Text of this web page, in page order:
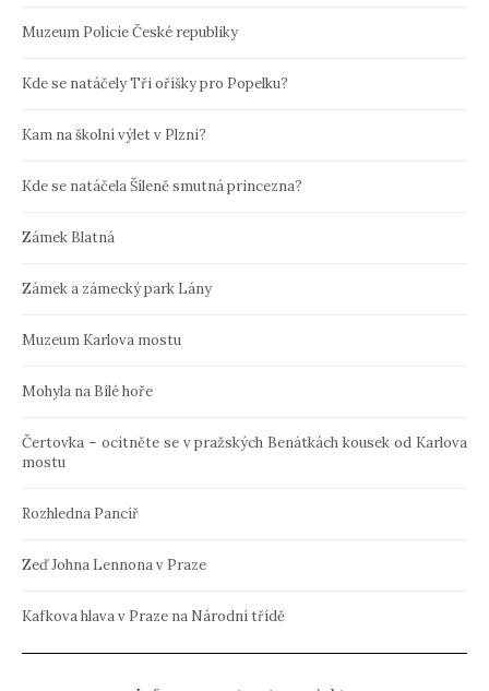
Muzeum Policie České republiky
Kde se natáčely Tři oříšky pro Popelku?
Kam na školní výlet v Plzni?
Kde se natáčela Šíleně smutná princezna?
Zámek Blatná
Zámek a zámecký park Lány
Muzeum Karlova mostu
Mohyla na Bílé hoře
Čertovka – ocitněte se v pražských Benátkách kousek od Karlova
mostu
Rozhledna Pancíř
Zeď Johna Lennona v Praze
Kafkova hlava v Praze na Národní třídě